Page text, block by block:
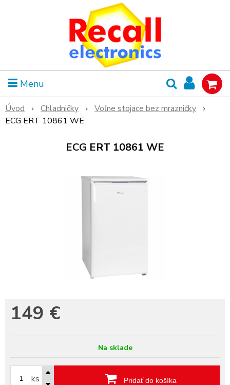
Menu
Úvod Chladničky
Voľne stojace bez mrazničky
ECG ERT 10861 WE
ECG ERT 10861 WE
149 €
Na sklade
ks Pridať do košíka